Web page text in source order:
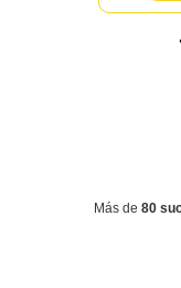
Más de 80